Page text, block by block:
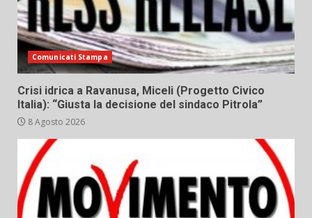
Comunicati Stampa
Crisi idrica a Ravanusa, Miceli (Progetto Civico
Italia): “Giusta la decisione del sindaco Pitrola”
8 Agosto 2026